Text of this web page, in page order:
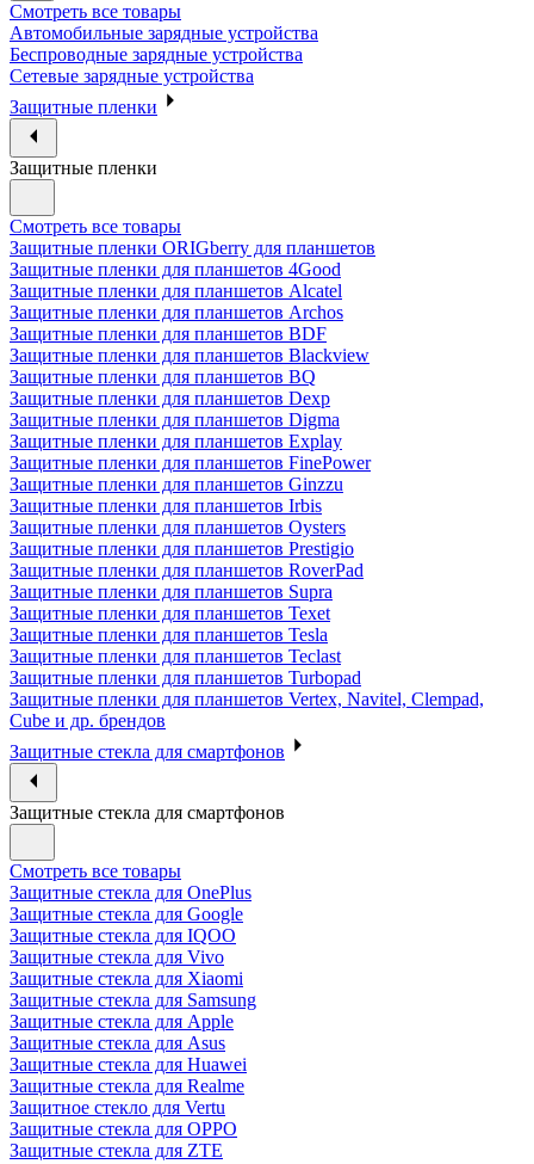
Смотреть все товары
Автомобильные зарядные устройства
Беспроводные зарядные устройства
Сетевые зарядные устройства
Защитные пленки
Защитные пленки
Смотреть все товары
Защитные пленки ORIGberry для планшетов
Защитные пленки для планшетов 4Good
Защитные пленки для планшетов Alcatel
Защитные пленки для планшетов Archos
Защитные пленки для планшетов BDF
Защитные пленки для планшетов Blackview
Защитные пленки для планшетов BQ
Защитные пленки для планшетов Dexp
Защитные пленки для планшетов Digma
Защитные пленки для планшетов Explay
Защитные пленки для планшетов FinePower
Защитные пленки для планшетов Ginzzu
Защитные пленки для планшетов Irbis
Защитные пленки для планшетов Oysters
Защитные пленки для планшетов Prestigio
Защитные пленки для планшетов RoverPad
Защитные пленки для планшетов Supra
Защитные пленки для планшетов Texet
Защитные пленки для планшетов Tesla
Защитные пленки для планшетов Teclast
Защитные пленки для планшетов Turbopad
Защитные пленки для планшетов Vertex, Navitel, Clempad,
Cube и др. брендов
Защитные стекла для смартфонов
Защитные стекла для смартфонов
Смотреть все товары
Защитные стекла для OnePlus
Защитные стекла для Google
Защитные стекла для IQOO
Защитные стекла для Vivo
Защитные стекла для Xiaomi
Защитные стекла для Samsung
Защитные стекла для Apple
Защитные стекла для Asus
Защитные стекла для Huawei
Защитные стекла для Realme
Защитное стекло для Vertu
Защитные стекла для OPPO
Защитные стекла для ZTE